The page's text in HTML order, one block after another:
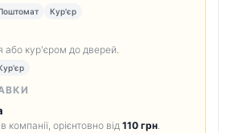
Кур'єр
або кур'єром до дверей.
компанії, орієнтовно від 110 грн.